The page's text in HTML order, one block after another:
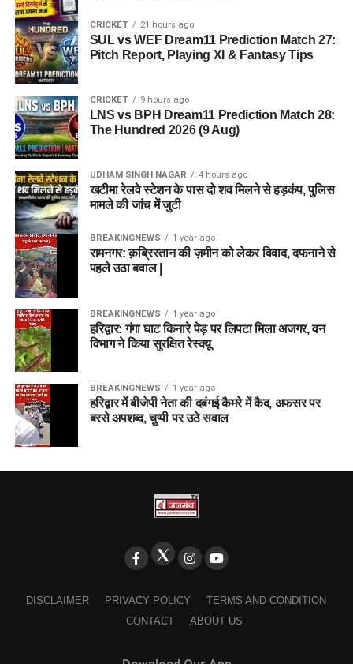
CRICKET 21 hours ago
SUL vs WEF Dream11 Prediction Match 27:
Pitch Report, Playing XI & Fantasy Tips
CRICKET 9 hours ago
LNS vs BPH Dream11 Prediction Match 28:
The Hundred 2026 (9 Aug)
UDHAM SINGH NAGAR 4 hours ago
खटीमा रेलवे स्टेशन के पास दो शव मिलने से हड़कंप, पुलिस
मामले की जांच में जुटी
BREAKINGNEWS 1 year ago
रामनगर: क़ब्रिस्तान की ज़मीन को लेकर विवाद, दफनाने से
पहले उठा बवाल |
BREAKINGNEWS 1 year ago
हरिद्वार: गंगा घाट किनारे पेड़ पर लिपटा मिला अजगर, वन
विभाग ने किया सुरक्षित रेस्क्यू
BREAKINGNEWS 1 year ago
हरिद्वार में बीजेपी नेता की दबंगई कैमरे में कैद, अफसर पर
बरसे अपशब्द, चुप्पी पर उठे सवाल
DISCLAIMER PRIVACY POLICY
TERMS AND CONDITION
CONTACT
ABOUT US